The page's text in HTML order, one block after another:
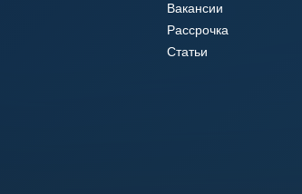
Вакансии
Рассрочка
Статьи